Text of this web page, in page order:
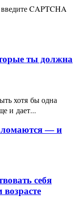
CAPTCHA
ты должна
хотя бы одна
и дает...
ломаются — и
себя